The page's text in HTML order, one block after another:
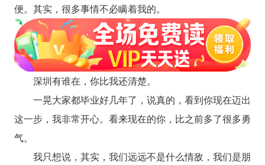
便。其实，很多事情不必瞒着我的。
深圳有谁在，你比我还清楚。
一晃大家都毕业好几年了，说真的，看到你现在迈出
这一步，我非常开心。看来现在的你，比之前多了很多勇
气。
我只想说，其实，我们远远不是什么情敌，我们是朋